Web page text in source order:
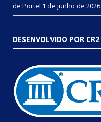
de Portel 1 de junho de 2026
DESENVOLVIDO POR CR2